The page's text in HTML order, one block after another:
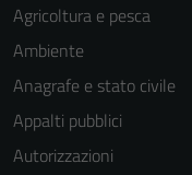
Agricoltura e pesca
Ambiente
Anagrafe e stato civile
Appalti pubblici
Autorizzazioni